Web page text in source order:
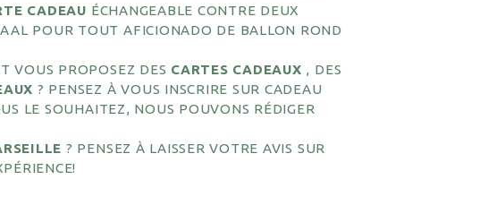
CADEAU ÉCHANGEABLE CONTRE DEUX
POUR TOUT AFICIONADO DE BALLON ROND
VOUS PROPOSEZ DES CARTES CADEAUX , DES
? PENSEZ À VOUS INSCRIRE SUR CADEAU
LE SOUHAITEZ, NOUS POUVONS RÉDIGER
? PENSEZ À LAISSER VOTRE AVIS SUR